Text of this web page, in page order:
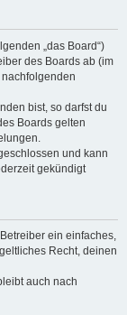
„das Board“)
des Boards ab (im
nachfolgenden
bist, so darfst du
Boards gelten
und kann
gekündigt
ein einfaches,
Recht, deinen
auch nach